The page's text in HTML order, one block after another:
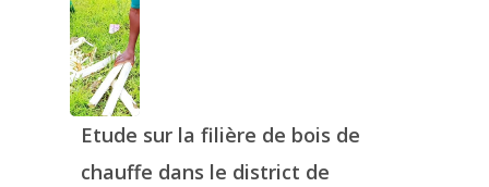
Etude sur la filière de bois de
chauffe dans le district de